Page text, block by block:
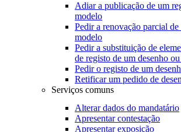
Adiar a publicação de um
modelo
Pedir a renovação parcial
modelo
Pedir a substituição de
de registo de um desenho
Pedir o registo de um
Retificar um pedido de
Serviços comuns
Alterar dados do mandatário
Apresentar contestação
Apresentar exposição